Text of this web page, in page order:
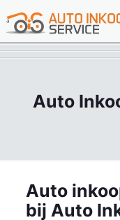
Auto
Auto
bij Auto